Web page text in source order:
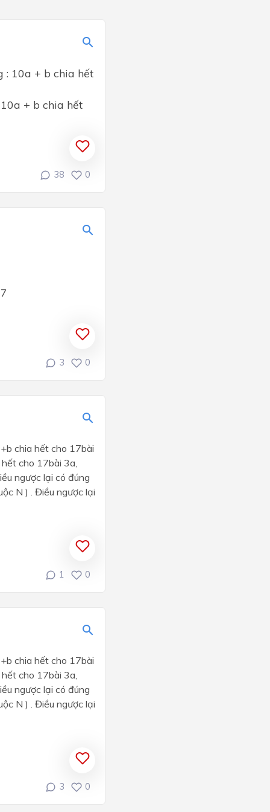
: 10a + b chia hết
+ b chia hết
38 0
3 0
chia hết cho 17bài
cho 17bài 3a,
ngược lại có đúng
N ) . Điều ngược lại
1 0
chia hết cho 17bài
cho 17bài 3a,
ngược lại có đúng
N ) . Điều ngược lại
3 0